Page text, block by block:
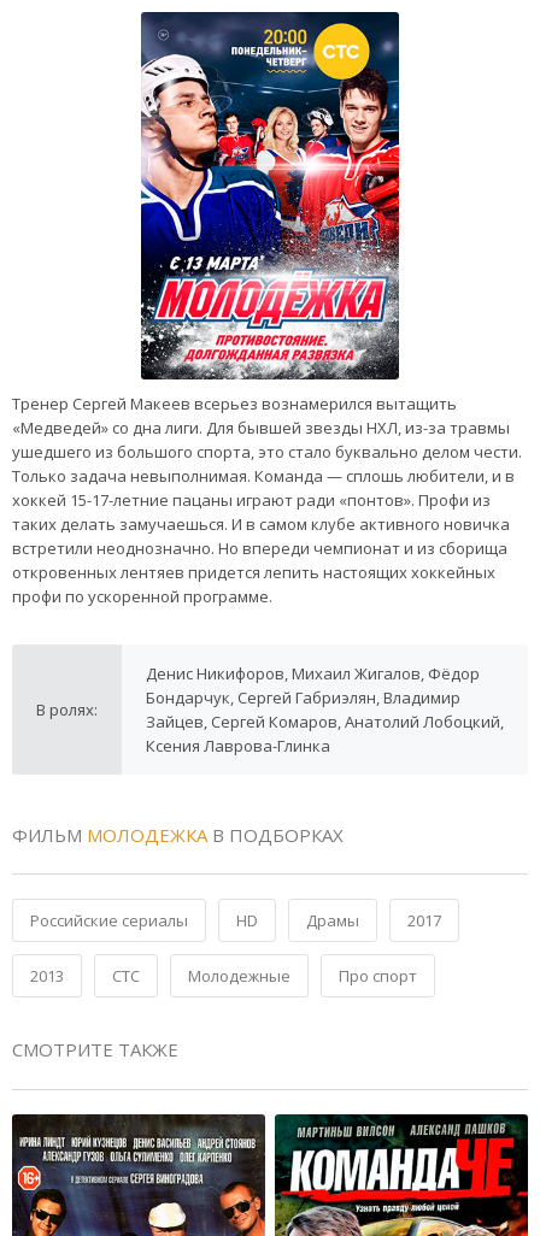
Тренер Сергей Макеев всерьез вознамерился вытащить
«Медведей» со дна лиги. Для бывшей звезды НХЛ, из-за травмы
ушедшего из большого спорта, это стало буквально делом чести.
Только задача невыполнимая. Команда — сплошь любители, и в
хоккей 15-17-летние пацаны играют ради «понтов». Профи из
таких делать замучаешься. И в самом клубе активного новичка
встретили неоднозначно. Но впереди чемпионат и из сборища
откровенных лентяев придется лепить настоящих хоккейных
профи по ускоренной программе.
В ролях:
Денис Никифоров, Михаил Жигалов, Фёдор
Бондарчук, Сергей Габриэлян, Владимир
Зайцев, Сергей Комаров, Анатолий Лобоцкий,
Ксения Лаврова-Глинка
ФИЛЬМ МОЛОДЕЖКАВ ПОДБОРКАХ
Российские сериалы HD Драмы 2017
2013 СТС Молодежные Про спорт
СМОТРИТЕ ТАКЖЕ